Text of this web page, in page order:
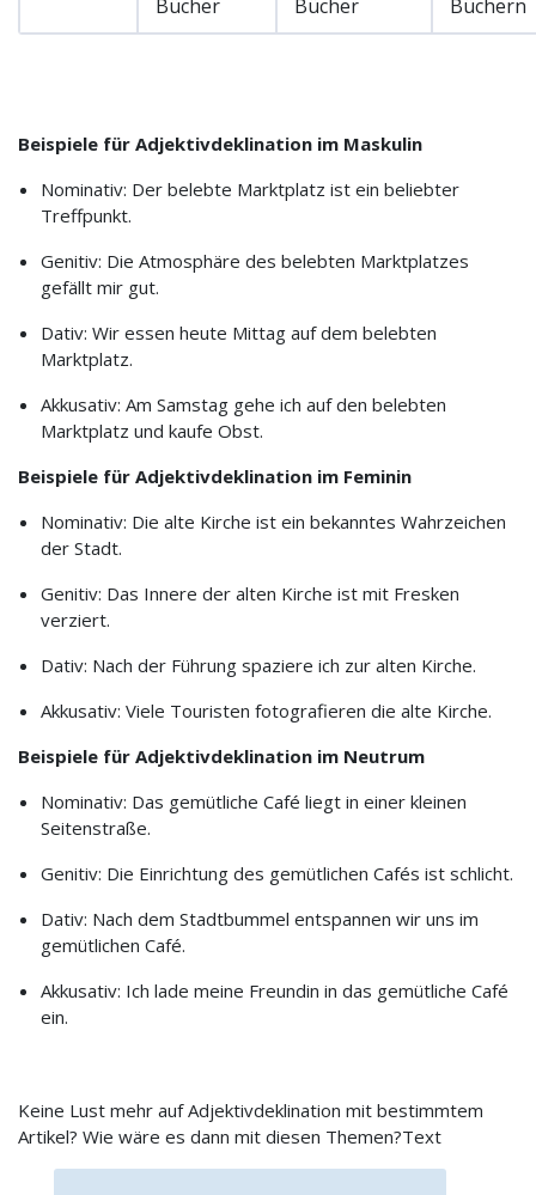
Bücher Bücher Büchern
Beispiele für Adjektivdeklination im Maskulin
Nominativ: Der belebte Marktplatz ist ein beliebter
Treffpunkt.
Genitiv: Die Atmosphäre des belebten Marktplatzes
gefällt mir gut.
Dativ: Wir essen heute Mittag auf dem belebten
Marktplatz.
Akkusativ: Am Samstag gehe ich auf den belebten
Marktplatz und kaufe Obst.
Beispiele für Adjektivdeklination im Feminin
Nominativ: Die alte Kirche ist ein bekanntes Wahrzeichen
der Stadt.
Genitiv: Das Innere der alten Kirche ist mit Fresken
verziert.
Dativ: Nach der Führung spaziere ich zur alten Kirche.
Akkusativ: Viele Touristen fotografieren die alte Kirche.
Beispiele für Adjektivdeklination im Neutrum
Nominativ: Das gemütliche Café liegt in einer kleinen
Seitenstraße.
Genitiv: Die Einrichtung des gemütlichen Cafés ist schlicht.
Dativ: Nach dem Stadtbummel entspannen wir uns im
gemütlichen Café.
Akkusativ: Ich lade meine Freundin in das gemütliche Café
ein.
Keine Lust mehr auf Adjektivdeklination mit bestimmtem
Artikel? Wie wäre es dann mit diesen Themen?Text